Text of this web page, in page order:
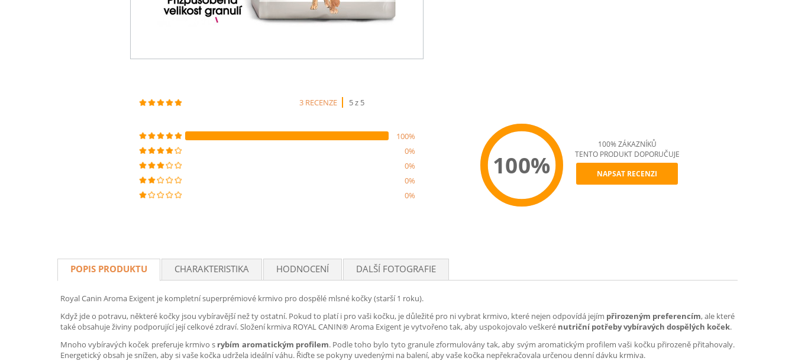
3 RECENZE 5 z 5
100%
0%
0%
0%
0%
100%
100% ZÁKAZNÍKŮ
TENTO PRODUKT DOPORUČUJE
NAPSAT RECENZI
POPIS PRODUKTU CHARAKTERISTIKA HODNOCENÍ DALŠÍ FOTOGRAFIE
Royal Canin Aroma Exigent je kompletní superprémiové krmivo pro dospělé mlsné kočky (starší 1 roku).
Když jde o potravu, některé kočky jsou vybíravější než ty ostatní. Pokud to platí i pro vaši kočku, je důležité pro ni vybrat krmivo, které nejen odpovídá jejím přirozeným preferencím, ale které
také obsahuje živiny podporující její celkové zdraví. Složení krmiva ROYAL CANIN® Aroma Exigent je vytvořeno tak, aby uspokojovalo veškeré nutriční potřeby vybíravých dospělých koček.
Mnoho vybíravých koček preferuje krmivo s rybím aromatickým profilem. Podle toho bylo tyto granule zformulovány tak, aby svým aromatickým profilem vaši kočku přirozeně přitahovaly.
Energetický obsah je snížen, aby si vaše kočka udržela ideální váhu. Řiďte se pokyny uvedenými na balení, aby vaše kočka nepřekračovala určenou denní dávku krmiva.